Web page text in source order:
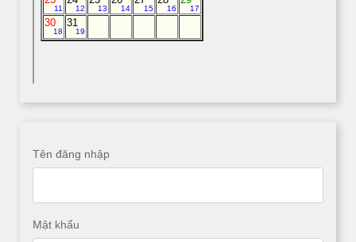
Tên đăng nhập
Mật khẩu